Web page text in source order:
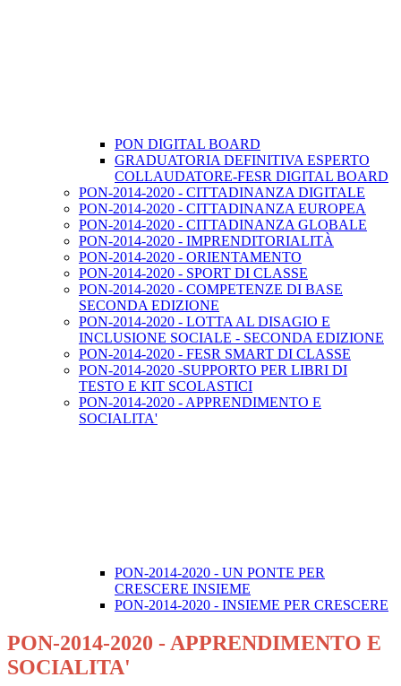
PON DIGITAL BOARD
GRADUATORIA DEFINITIVA ESPERTO
COLLAUDATORE-FESR DIGITAL BOARD
PON-2014-2020 - CITTADINANZA DIGITALE
PON-2014-2020 - CITTADINANZA EUROPEA
PON-2014-2020 - CITTADINANZA GLOBALE
PON-2014-2020 - IMPRENDITORIALITÀ
PON-2014-2020 - ORIENTAMENTO
PON-2014-2020 - SPORT DI CLASSE
PON-2014-2020 - COMPETENZE DI BASE
SECONDA EDIZIONE
PON-2014-2020 - LOTTA AL DISAGIO E
INCLUSIONE SOCIALE - SECONDA EDIZIONE
PON-2014-2020 - FESR SMART DI CLASSE
PON-2014-2020 -SUPPORTO PER LIBRI DI
TESTO E KIT SCOLASTICI
PON-2014-2020 - APPRENDIMENTO E
SOCIALITA'
PON-2014-2020 - UN PONTE PER
CRESCERE INSIEME
PON-2014-2020 - INSIEME PER CRESCERE
PON-2014-2020 - APPRENDIMENTO E
SOCIALITA'